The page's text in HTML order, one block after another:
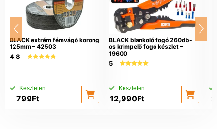
BLACK extrém fémvágó korong
125mm – 42503
4.8
Készleten
799Ft
BLACK blankoló fogó 260db-
os krimpelő fogó készlet –
19600
5
Készleten
12,990Ft